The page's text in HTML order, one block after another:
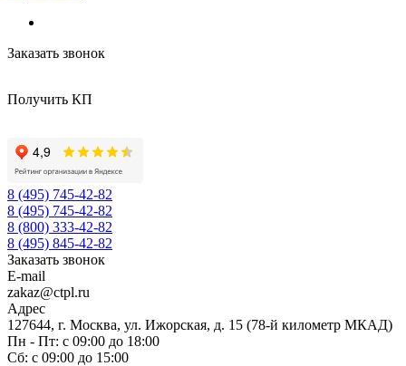
Заказать звонок
Получить КП
8 (495) 745-42-82
8 (495) 745-42-82
8 (800) 333-42-82
8 (495) 845-42-82
Заказать звонок
E-mail
zakaz@ctpl.ru
Адрес
127644, г. Москва, ул. Ижорская, д. 15 (78-й километр МКАД)
Пн - Пт: с 09:00 до 18:00
Сб: с 09:00 до 15:00